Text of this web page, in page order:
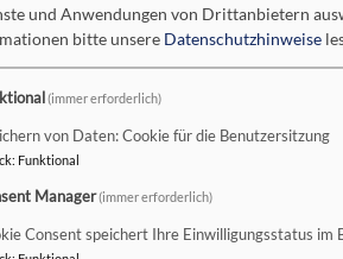
257
von 1722 in der
und Anwendungen von Drittanbietern
bitte unsere Datenschutzhinweise
(immer erforderlich)
von Daten: Cookie für die Benutzersitzung
: Funktional
Manager(immer erforderlich)
Consent speichert Ihre Einwilligungsstatus im